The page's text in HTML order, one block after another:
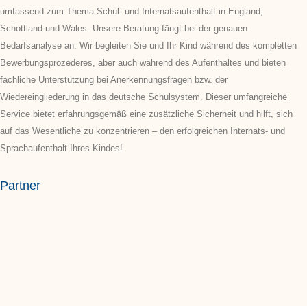
umfassend zum Thema Schul- und Internatsaufenthalt in England,
Schottland und Wales. Unsere Beratung fängt bei der genauen
Bedarfsanalyse an. Wir begleiten Sie und Ihr Kind während des kompletten
Bewerbungsprozederes, aber auch während des Aufenthaltes und bieten
fachliche Unterstützung bei Anerkennungsfragen bzw. der
Wiedereingliederung in das deutsche Schulsystem. Dieser umfangreiche
Service bietet erfahrungsgemäß eine zusätzliche Sicherheit und hilft, sich
auf das Wesentliche zu konzentrieren – den erfolgreichen Internats- und
Sprachaufenthalt Ihres Kindes!
Partner